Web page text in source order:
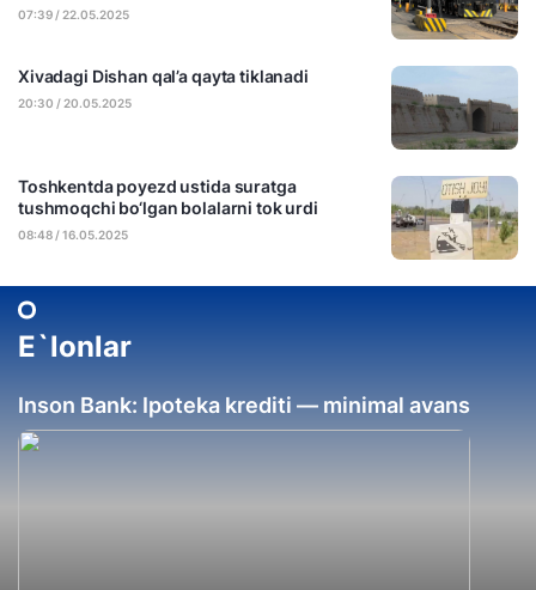
07:39 / 22.05.2025
Xivadagi Dishan qal’a qayta tiklanadi
20:30 / 20.05.2025
Toshkentda poyezd ustida suratga
tushmoqchi bo‘lgan bolalarni tok urdi
08:48 / 16.05.2025
E`lonlar
Inson Bank: Ipoteka krediti — minimal avans